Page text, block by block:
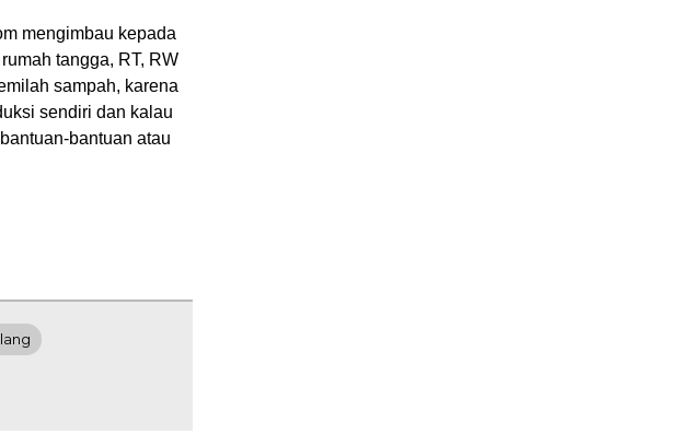
mengimbau kepada
tangga, RT, RW
sampah, karena
sendiri dan kalau
bantuan atau